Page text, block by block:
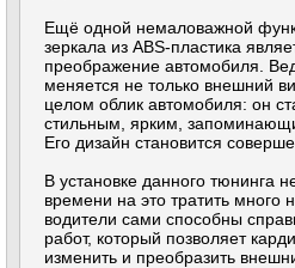
Ещё одной немаловажной
зеркала из ABS-пластика
преображение автомобиля.
меняется не только внешний
целом облик автомобиля: он
стильным, ярким,
Его дизайн становится
В установке данного тюнинга
времени на это тратить много
водители сами способны
работ, который позволяет
изменить и преобразить